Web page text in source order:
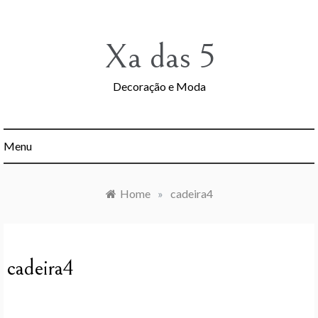
Xa das 5
Decoração e Moda
Menu
Home » cadeira4
cadeira4